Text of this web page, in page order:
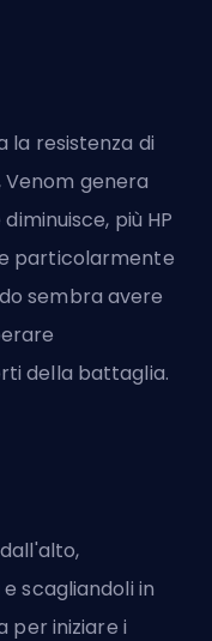
la resistenza di
Venom genera
più HP
particolarmente
sembra avere
della battaglia.
scagliandoli in
per iniziare i